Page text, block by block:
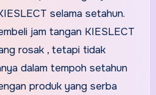
selama setahun.
jam tangan KIESLECT
rosak , tetapi tidak
dalam tempoh setahun
produk yang serba